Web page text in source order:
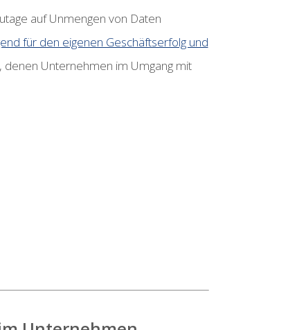
auf Unmengen von Daten
für den eigenen Geschäftserfolg und
denen Unternehmen im Umgang mit